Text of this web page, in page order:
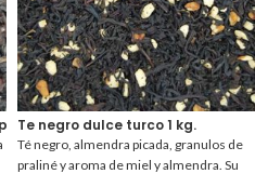
1 kg.
Te negro dulce turco 1 kg.
Té negro, almendra picada, granulos de
praliné y aroma de miel y almendra. Su